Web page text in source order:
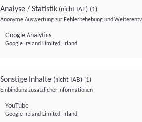
Analyse / Statistik (nicht IAB) (1)
Anonyme Auswertung zur Fehlerbehebung und
Google Analytics
Google Ireland Limited, Irland
Sonstige Inhalte (nicht IAB) (1)
Einbindung zusätzlicher Informationen
YouTube
Google Ireland Limited, Irland